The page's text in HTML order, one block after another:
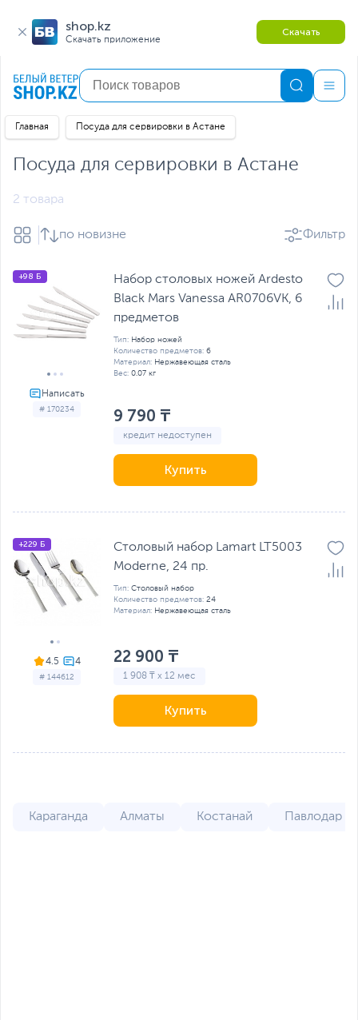
shop.kz
Скачать приложение
Скачать
Главная Посуда для сервировки в Астане
Посуда для сервировки в Астане
2 товара
по новизне Фильтр
# 170234
+98 Б
Набор столовых ножей Ardesto
Black Mars Vanessa AR0706VK, 6
предметов
Тип: Набор ножей
Количество предметов: 6
Материал: Нержавеющая сталь
Вес: 0.07 кг
9 790 ₸
кредит недоступен
Купить
4.5
# 144612
+229 Б
Столовый набор Lamart LT5003
Moderne, 24 пр.
Тип: Столовый набор
Количество предметов: 24
Материал: Нержавеющая сталь
22 900 ₸
1 908 ₸ x 12 мес
Купить
Караганда Алматы Костанай Павлодар